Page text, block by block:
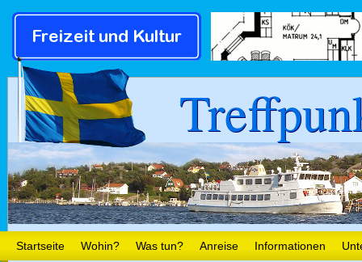
Startseite Wohin? Was tun? Anreise Informationen